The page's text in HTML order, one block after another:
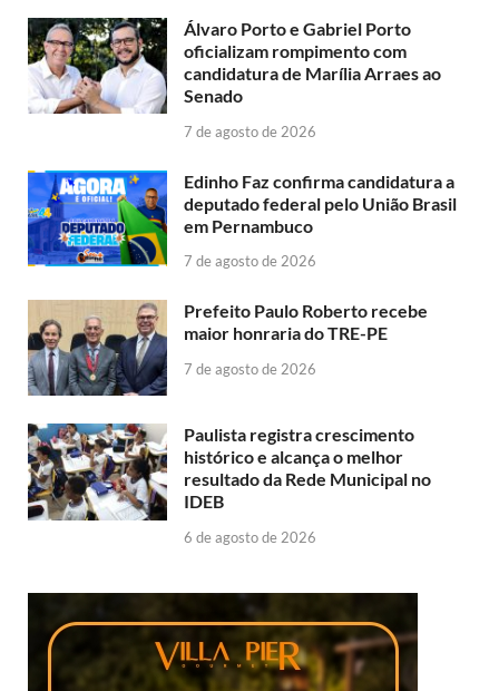
Álvaro Porto e Gabriel Porto
oficializam rompimento com
candidatura de Marília Arraes ao
Senado
7 de agosto de 2026
Edinho Faz confirma candidatura a
deputado federal pelo União Brasil
em Pernambuco
7 de agosto de 2026
Prefeito Paulo Roberto recebe
maior honraria do TRE-PE
7 de agosto de 2026
Paulista registra crescimento
histórico e alcança o melhor
resultado da Rede Municipal no
IDEB
6 de agosto de 2026